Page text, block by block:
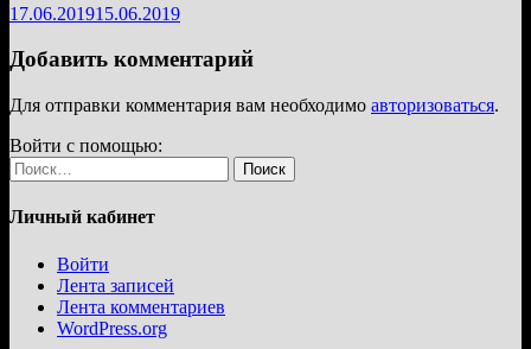
17.06.201915.06.2019
Добавить комментарий
Для отправки комментария вам необходимо авторизоваться.
Войти с помощью:
Найти:
Личный кабинет
Войти
Лента записей
Лента комментариев
WordPress.org